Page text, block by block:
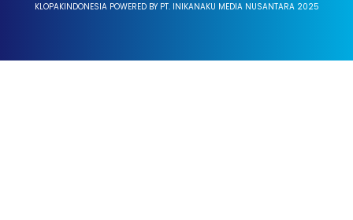
KLOPAKINDONESIA POWERED BY PT. INIKANAKU MEDIA NUSANTARA 2025